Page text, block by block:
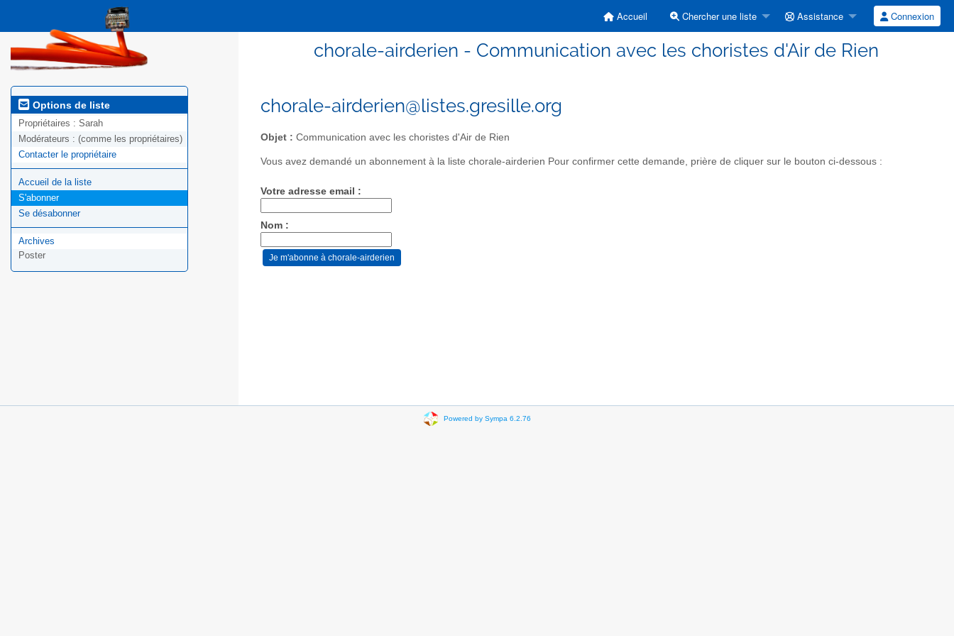
Accueil Chercher une liste Assistance Connexion
chorale-airderien - Communication avec les choristes d'Air de Rien
Options de liste
Propriétaires : Sarah
Modérateurs : (comme les propriétaires)
Contacter le propriétaire
Accueil de la liste
S'abonner
Se désabonner
Archives
Poster
chorale-airderien@listes.gresille.org
Objet : Communication avec les choristes d'Air de Rien
Vous avez demandé un abonnement à la liste chorale-airderien Pour confirmer cette demande, prière de cliquer sur le bouton ci-dessous :
Votre adresse email :
Nom :
Powered by Sympa 6.2.76